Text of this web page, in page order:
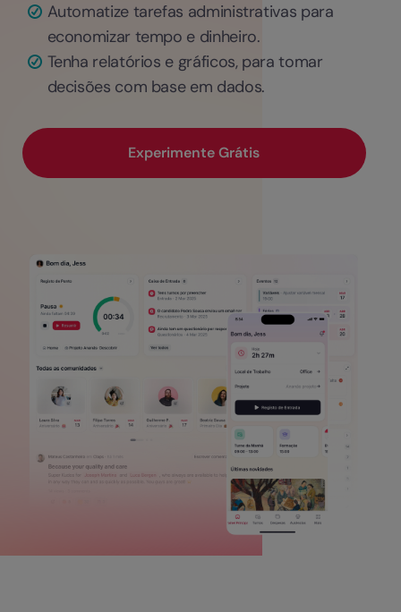
Automatize tarefas administrativas para
economizar tempo e dinheiro.
Tenha relatórios e gráficos, para tomar
decisões com base em dados.
Experimente Grátis